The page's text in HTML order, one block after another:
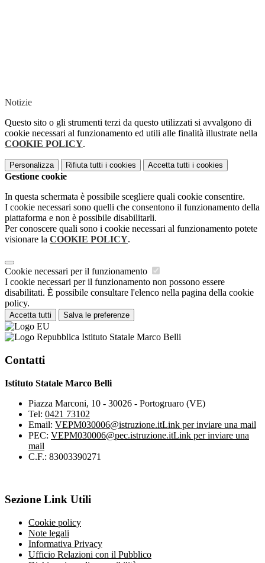
Notizie
Questo sito o gli strumenti terzi da questo utilizzati si avvalgono di
cookie necessari al funzionamento ed utili alle finalità illustrate nella
COOKIE POLICY.
Personalizza Rifiuta tutti i cookies Accetta tutti i cookies
Gestione cookie
In questa schermata è possibile scegliere quali cookie consentire.
I cookie necessari sono quelli che consentono il funzionamento della
piattaforma e non è possibile disabilitarli.
Per conoscere quali sono i cookie necessari al funzionamento potete
visionare la COOKIE POLICY.
Cookie necessari per il funzionamento
I cookie necessari per il funzionamento non possono essere
disabilitati. È possibile consultare l'elenco nella pagina della cookie
policy.
Accetta tutti Salva le preferenze
Istituto Statale Marco Belli
Contatti
Istituto Statale Marco Belli
Piazza Marconi, 10 - 30026 - Portogruaro (VE)
Tel: 0421 73102
Email: VEPM030006@istruzione.itLink per inviare una mail
PEC: VEPM030006@pec.istruzione.itLink per inviare una
mail
C.F.: 83003390271
Sezione Link Utili
Cookie policy
Note legali
Informativa Privacy
Ufficio Relazioni con il Pubblico